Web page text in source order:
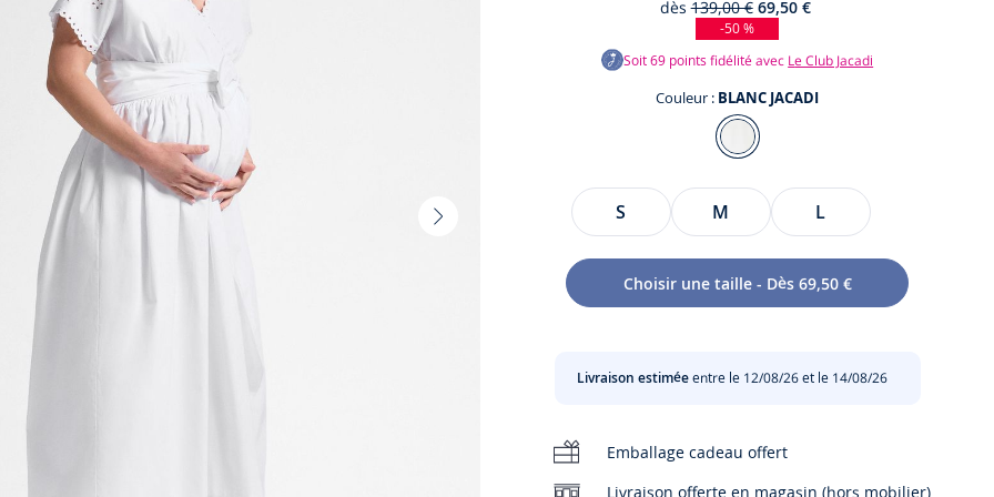
Vignette
dès 139,00 € 69,50 €
-50 %
Soit69 points fidélité avec Le Club Jacadi
Couleur : BLANC JACADI
Couleur
BLANC
JACADI
Taille
S M L
Choisir une taille - Dès 69,50 €
Livraison estiméeentre le 12/08/26 et le 14/08/26
Emballage cadeau offert
Livraison offerte en magasin (hors mobilier)